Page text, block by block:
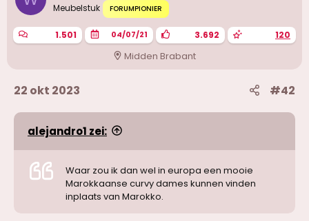
Meubelstuk FORUMPIONIER
1.501 04/07/21 3.692 120
Midden Brabant
22 okt 2023 #42
alejandro1 zei:
Waar zou ik dan wel in europa een mooie
Marokkaanse curvy dames kunnen vinden
inplaats van Marokko.